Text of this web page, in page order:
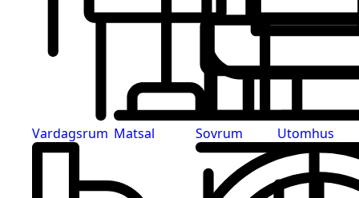
Vardagsrum Matsal Sovrum Utomhus